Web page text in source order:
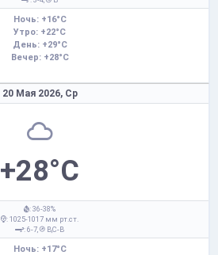
Ночь: +16°C
Утро: +22°C
День: +29°C
Вечер: +28°C
20 Мая 2026, Ср
+28°C
: 36-38%
: 1025-1017 мм рт.ст.
: 6-7,
В,С-В
Ночь: +17°C